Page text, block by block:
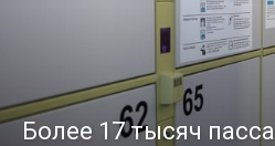
Более 17 тысяч